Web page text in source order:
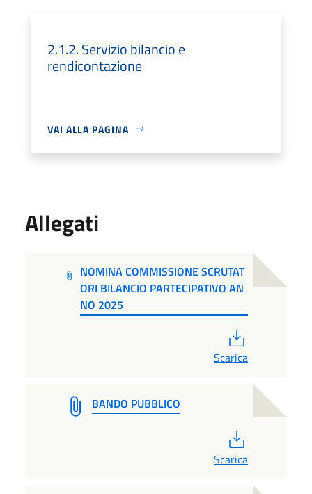
2.1.2. Servizio bilancio e
rendicontazione
VAI ALLA PAGINA
Allegati
NOMINA COMMISSIONE SCRUTAT
ORI BILANCIO PARTECIPATIVO AN
NO 2025
Scarica
BANDO PUBBLICO
Scarica